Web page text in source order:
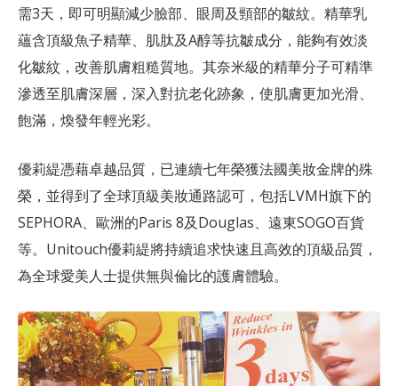
需3天，即可明顯減少臉部、眼周及頸部的皺紋。精華乳
蘊含頂級魚子精華、肌肽及A醇等抗皺成分，能夠有效淡
化皺紋，改善肌膚粗糙質地。其奈米級的精華分子可精準
滲透至肌膚深層，深入對抗老化跡象，使肌膚更加光滑、
飽滿，煥發年輕光彩。
優莉緹憑藉卓越品質，已連續七年榮獲法國美妝金牌的殊
榮，並得到了全球頂級美妝通路認可，包括LVMH旗下的
SEPHORA、歐洲的Paris 8及Douglas、遠東SOGO百貨
等。Unitouch優莉緹將持續追求快速且高效的頂級品質，
為全球愛美人士提供無與倫比的護膚體驗。